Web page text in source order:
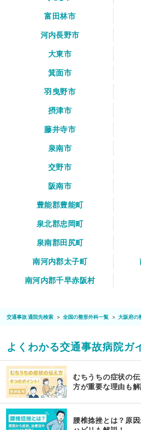
富田林市
河内長野市
大東市
箕面市
羽曳野市
摂津市
藤井寺市
泉南市
交野市
阪南市
豊能郡豊能町
泉北郡忠岡町
泉南郡田尻町
南河内郡太子町
南河内郡千早赤阪村
交通事故 通院先検索 全国の整形外科一覧 大阪府の
よくわかる交通事故病院ガ
むちうちの症状の
方が重要な理由も
腰椎捻挫とは？原